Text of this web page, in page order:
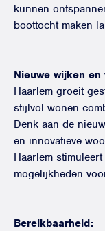
kunnen
boottocht maken
Nieuwe wijken
Haarlem groeit
stijlvol wonen
Denk aan de
en innovatieve
Haarlem
mogelijkheden
Bereikbaarheid: